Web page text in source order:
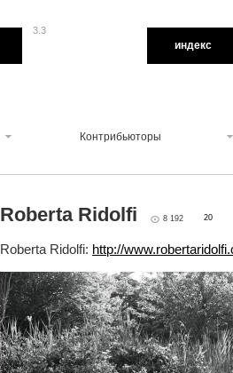
3.3
индекс
Контрибьюторы
Roberta Ridolfi 8 192 20
Roberta Ridolfi: http://